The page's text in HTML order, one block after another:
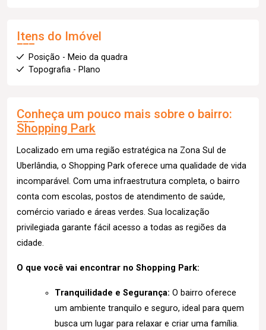
Itens do Imóvel
Posição - Meio da quadra
Topografia - Plano
Conheça um pouco mais sobre o bairro:
Shopping Park
Localizado em uma região estratégica na Zona Sul de
Uberlândia, o Shopping Park oferece uma qualidade de vida
incomparável. Com uma infraestrutura completa, o bairro
conta com escolas, postos de atendimento de saúde,
comércio variado e áreas verdes. Sua localização
privilegiada garante fácil acesso a todas as regiões da
cidade.
O que você vai encontrar no Shopping Park:
Tranquilidade e Segurança: O bairro oferece
um ambiente tranquilo e seguro, ideal para quem
busca um lugar para relaxar e criar uma família.